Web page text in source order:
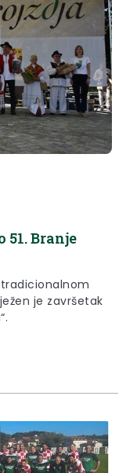
51. Branje
tradicionalnom
je završetak